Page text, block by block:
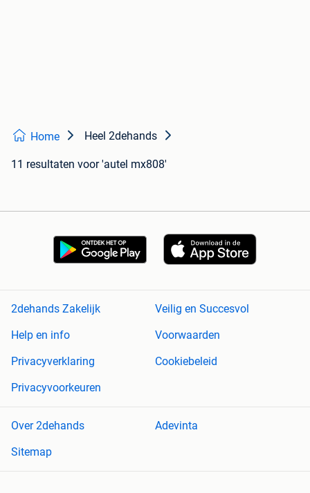
Home Heel 2dehands
11 resultaten voor 'autel mx808'
2dehands Zakelijk
Veilig en Succesvol
Help en info
Voorwaarden
Privacyverklaring
Cookiebeleid
Privacyvoorkeuren
Over 2dehands
Adevinta
Sitemap